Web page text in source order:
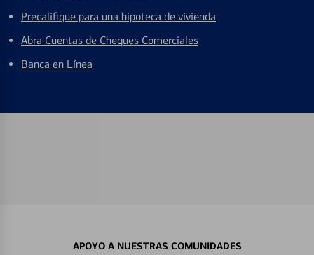
Precalifique para una hipoteca de vivienda
Abra Cuentas de Cheques Comerciales
Banca en Línea
APOYO A NUESTRAS COMUNIDADES